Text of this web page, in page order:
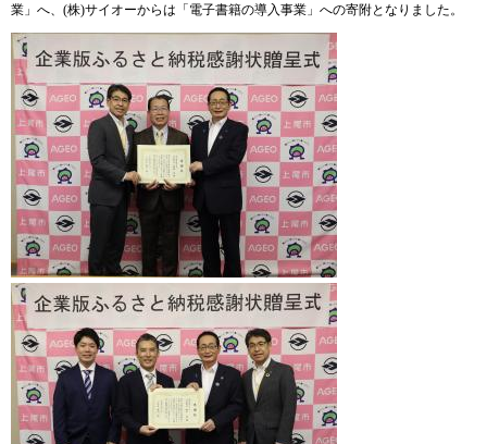
業」へ、(株)サイオーからは「電子書籍の導入事業」への寄附となりました。